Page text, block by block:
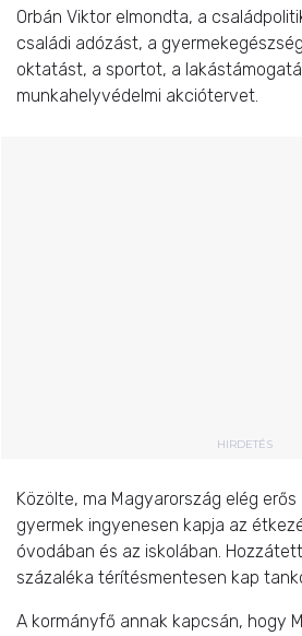
Orbán Viktor elmondta, a
családi adózást, a
oktatást, a sportot, a
munkahelyvédelmi akciótervet.
HIRDETÉS
Közölte, ma Magyarország elég
gyermek ingyenesen kapja az
óvodában és az iskolában.
százaléka térítésmentesen kap
A kormányfő annak kapcsán, hogy